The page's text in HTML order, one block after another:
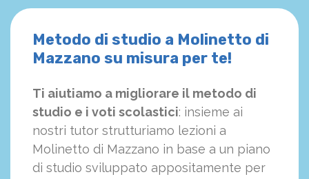
Metodo di studio a Molinetto di
Mazzano su misura per te!
Ti aiutiamo a migliorare il metodo di
studio e i voti scolastici: insieme ai
nostri tutor strutturiamo lezioni a
Molinetto di Mazzano in base a un piano
di studio sviluppato appositamente per